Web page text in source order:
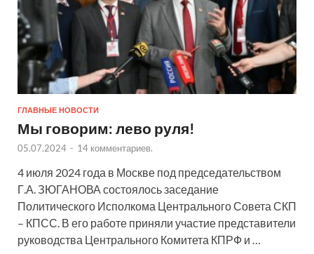
ГЛАВНЫЕ НОВОСТИ
Мы говорим: лево руля!
05.07.2024 - 14 комментариев.
4 июля 2024 года в Москве под председательством
Г.А. ЗЮГАНОВА состоялось заседание
Политического Исполкома Центрального Совета СКП
– КПСС. В его работе приняли участие представители
руководства Центрального Комитета КПРФ и …